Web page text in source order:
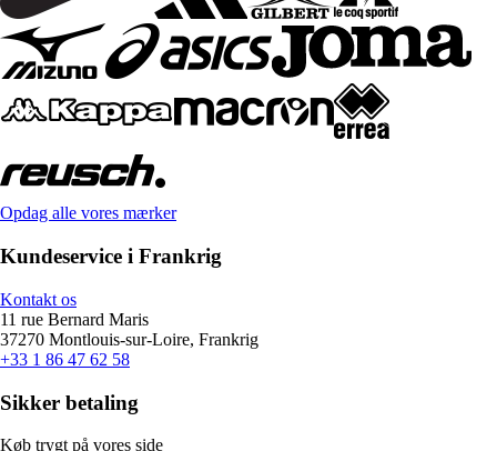
Opdag alle vores mærker
Kundeservice i Frankrig
Kontakt os
11 rue Bernard Maris
37270 Montlouis-sur-Loire, Frankrig
+33 1 86 47 62 58
Sikker betaling
Køb trygt på vores side